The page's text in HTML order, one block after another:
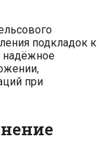
подкладок к
надёжное
при